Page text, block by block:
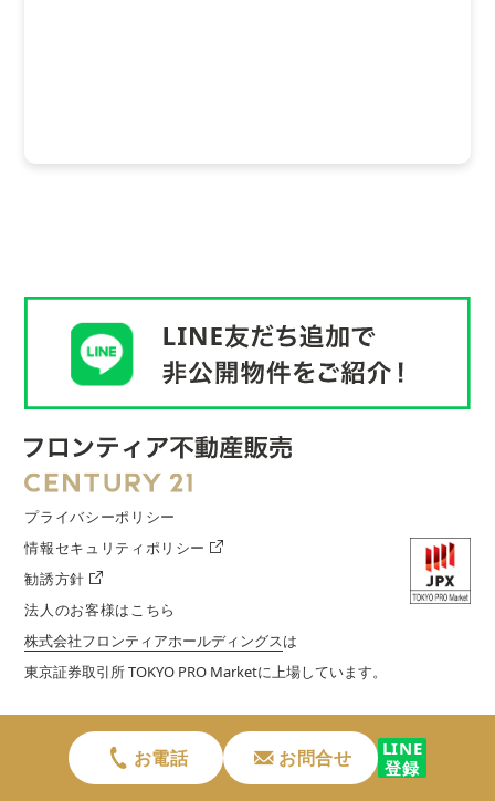
お電話 お問合せ
LINE
登録
プライバシーポリシー
情報セキュリティポリシー
勧誘方針
法人のお客様はこちら
株式会社フロンティアホールディングスは
東京証券取引所 TOKYO PRO Marketに上場しています。
©︎2025 株式会社フロンティア不動産販売